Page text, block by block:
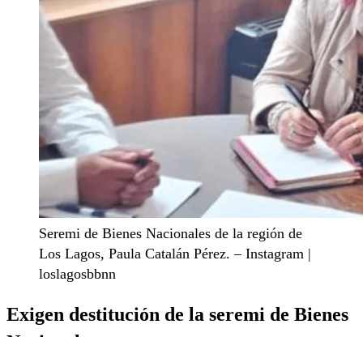
Seremi de Bienes Nacionales de la región de
Los Lagos, Paula Catalán Pérez. – Instagram |
loslagosbbnn
Exigen destitución de la seremi de Bienes